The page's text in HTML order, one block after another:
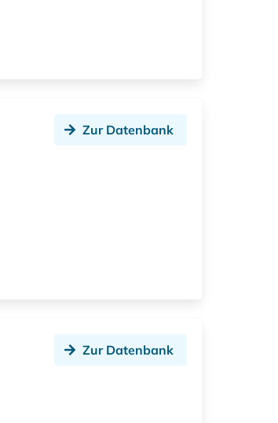
Zur Datenbank
Zur Datenbank